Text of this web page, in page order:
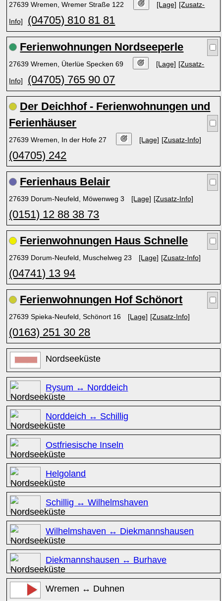
27639 Wremen, Wremer Straße 122 [Lage] [Zusatz-
Info] (04705) 810 81 81
Ferienwohnungen Nordseeperle
27639 Wremen, Üterlüe Specken 69 [Lage] [Zusatz-
Info] (04705) 765 90 07
Der Deichhof - Ferienwohnungen und
Ferienhäuser
27639 Wremen, In der Hofe 27 [Lage] [Zusatz-Info]
(04705) 242
Ferienhaus Belair
27639 Dorum-Neufeld, Möwenweg 3 [Lage] [Zusatz-Info]
(0151) 12 88 38 73
Ferienwohnungen Haus Schnelle
27639 Dorum-Neufeld, Muschelweg 23 [Lage] [Zusatz-Info]
(04741) 13 94
Ferienwohnungen Hof Schönort
27639 Spieka-Neufeld, Schönort 16 [Lage] [Zusatz-Info]
(0163) 251 30 28
Nordseeküste
Rysum ↔ Norddeich
Norddeich ↔ Schillig
Ostfriesische Inseln
Helgoland
Schillig ↔ Wilhelmshaven
Wilhelmshaven ↔ Diekmannshausen
Diekmannshausen ↔ Burhave
Wremen ↔ Duhnen